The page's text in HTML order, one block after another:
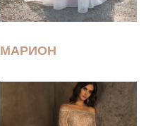
МАРИОН